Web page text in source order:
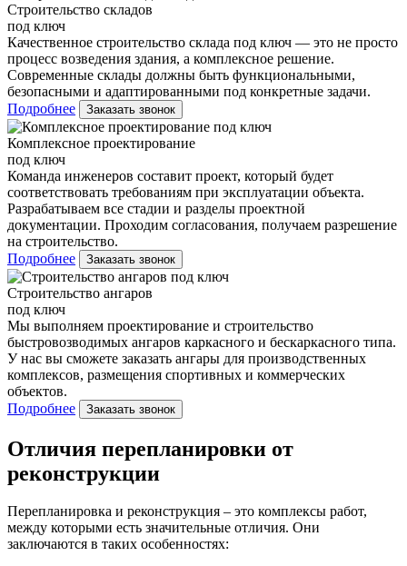
Строительство складов
под ключ
Качественное строительство склада под ключ — это не просто
процесс возведения здания, а комплексное решение.
Современные склады должны быть функциональными,
безопасными и адаптированными под конкретные задачи.
Подробнее
Заказать звонок
Комплексное проектирование
под ключ
Команда инженеров составит проект, который будет
соответствовать требованиям при эксплуатации объекта.
Разрабатываем все стадии и разделы проектной
документации. Проходим согласования, получаем разрешение
на строительство.
Подробнее
Заказать звонок
Строительство ангаров
под ключ
Мы выполняем проектирование и строительство
быстровозводимых ангаров каркасного и бескаркасного типа.
У нас вы сможете заказать ангары для производственных
комплексов, размещения спортивных и коммерческих
объектов.
Подробнее
Заказать звонок
Отличия перепланировки от
реконструкции
Перепланировка и реконструкция – это комплексы работ,
между которыми есть значительные отличия. Они
заключаются в таких особенностях: